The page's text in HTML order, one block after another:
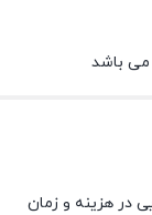
می باشد
در هزینه و زمان